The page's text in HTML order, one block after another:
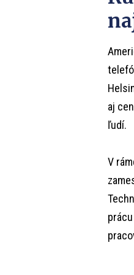
aj
ľudí.
V